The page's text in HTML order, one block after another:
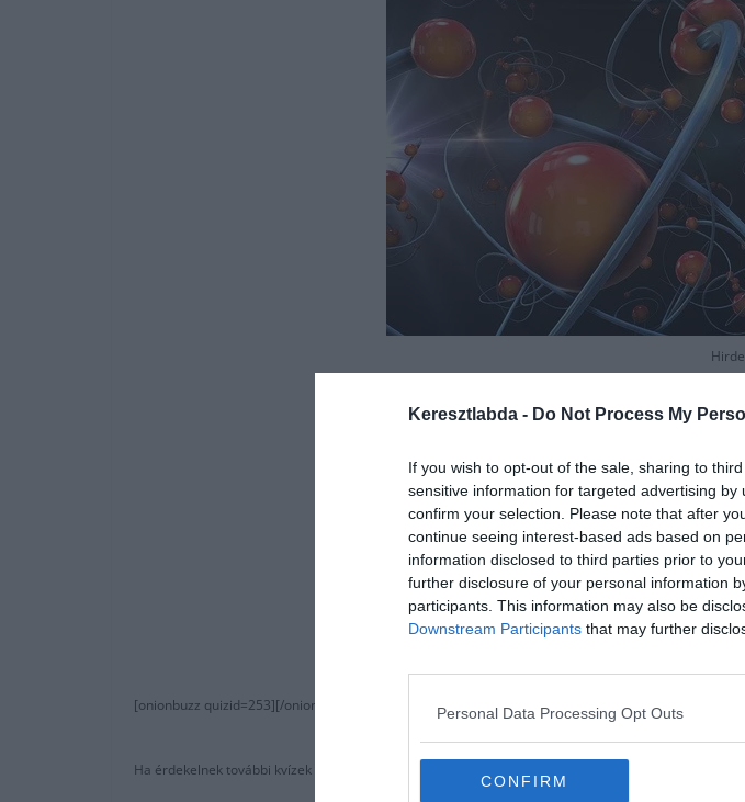
Keresztlabda - Do Not Process My
If you wish to opt-out of the sale, sharing to
sensitive information for targeted advertising
confirm your selection. Please note that after
continue seeing interest-based ads based on
information disclosed to third parties prior to
further disclosure of your personal information
participants. This information may also be
Downstream Participants that may further
Personal Data Processing Opt Outs
CONFIRM
[onionbuzz quizid=253][/onionbuzz]
Ha érdekelnek további kvízek